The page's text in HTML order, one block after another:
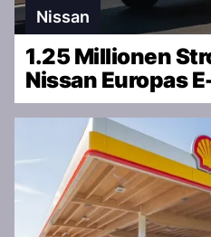
Nissan
1.25 Millionen
Nissan Europas